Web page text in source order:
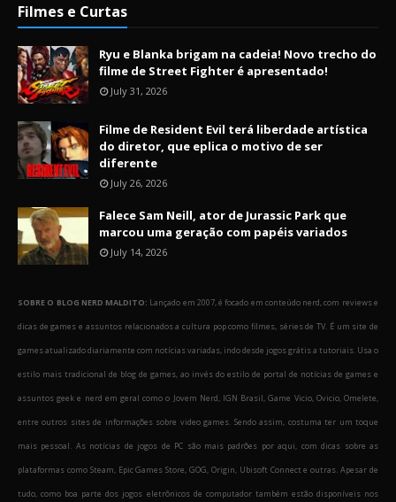
Filmes e Curtas
Ryu e Blanka brigam na cadeia! Novo trecho do
filme de Street Fighter é apresentado!
July 31, 2026
Filme de Resident Evil terá liberdade artística
do diretor, que eplica o motivo de ser
diferente
July 26, 2026
Falece Sam Neill, ator de Jurassic Park que
marcou uma geração com papéis variados
July 14, 2026
SOBRE O BLOG NERD MALDITO: Lançado em 2007, é focado em conteúdo nerd, com reviews e
dicas de games e assuntos relacionados a cultura pop como filmes, séries de TV. É um site de
games atualizado diariamente com notícias variadas, indo desde jogos grátis a tutoriais. Usa o
estilo mais tradicional de blog de games, ao invés do estilo de portal de notícias de games e
assuntos geek e nerd em geral como o Jovem Nerd, IGN Brasil, Game Vicio, Ovicio, Omelete,
entre outros sites de informações sobre video games. Sendo assim, costuma ter um toque
mais pessoal. As notícias de jogos de PC são mais padrões por aqui, com dicas sobre as
plataformas como Steam, Epic Games Store, GOG, Origin, Ubisoft Connect e outras. Apesar de
tudo, como boa parte dos jogos eletrônicos de computador também estão disponíveis nos